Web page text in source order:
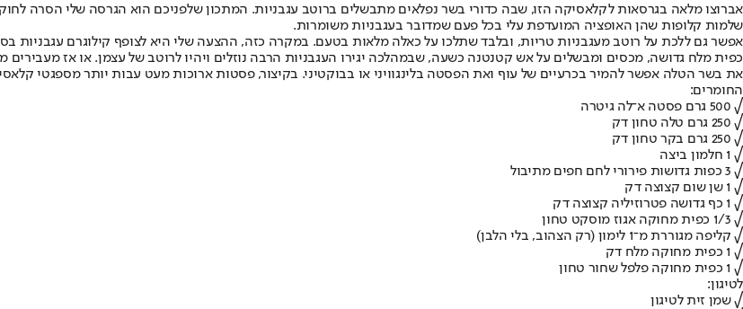
שלמות קלופות שהן האופציה המועדפת עלי בכל פעם שמדובר בעגבניות משומרות.
אפשר גם ללכת על רוטב מעגבניות טריות, ובלבד שתלכו על כאלה מלאות בטעם. במקרה כזה, ההצעה שלי היא לצופף קילוגרם עגבניות
כפית מלח גדושה, מכסים ומבשלים על אש קטנטנה כשעה, שבמהלכה יגירו העגבניות הרבה נוזלים ויהיו לרוטב של עצמן. או אז מעבירים
את בשר הטלה אפשר להמיר בכרעיים של עוף ואת הפסטה בלינגוויני או בבוקטיני. בקיצור, פסטות ארוכות מעט עבות יותר מספגטי
החומרים:
√ 500 גרם פסטה א־לה גיטרה
√ 250 גרם טלה טחון דק
√ 250 גרם בקר טחון דק
√ 1 חלמון ביצה
√ 3 כפות גדושות פירורי לחם חפים מתיבול
√ 1 שן שום קצוצה דק
√ 1 כף גדושה פטרוזיליה קצוצה דק
√ 1/3 כפית מחוקה אגוז מוסקט טחון
√ קליפה מגוררת מ־1 לימון (רק הצהוב, בלי הלבן)
√ 1 כפית מחוקה מלח דק
√ 1 כפית מחוקה פלפל שחור טחון
לטיגון:
√ שמן זית לטיגון